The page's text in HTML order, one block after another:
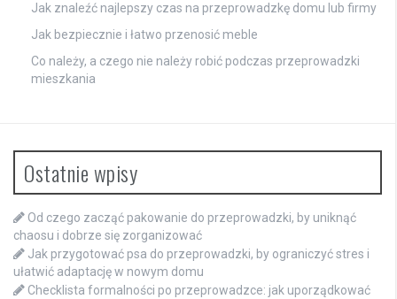
Jak znaleźć najlepszy czas na przeprowadzkę domu lub firmy
Jak bezpiecznie i łatwo przenosić meble
Co należy, a czego nie należy robić podczas przeprowadzki
mieszkania
Ostatnie wpisy
Od czego zacząć pakowanie do przeprowadzki, by uniknąć
chaosu i dobrze się zorganizować
Jak przygotować psa do przeprowadzki, by ograniczyć stres i
ułatwić adaptację w nowym domu
Checklista formalności po przeprowadzce: jak uporządkować